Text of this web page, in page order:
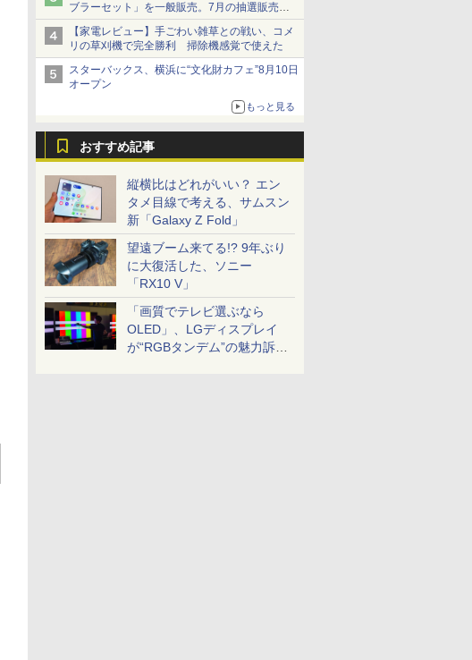
ブラーセット」を一般販売。7月の抽選販売の
当選無効分
【家電レビュー】手ごわい雑草との戦い、コメ
リの草刈機で完全勝利 掃除機感覚で使えた
スターバックス、横浜に“文化財カフェ”8月10日
オープン
もっと見る
おすすめ記事
縦横比はどれがいい？ エン
タメ目線で考える、サムスン
新「Galaxy Z Fold」
望遠ブーム来てる!? 9年ぶり
に大復活した、ソニー
「RX10 V」
「画質でテレビ選ぶなら
OLED」、LGディスプレイ
が“RGBタンデム”の魅力訴